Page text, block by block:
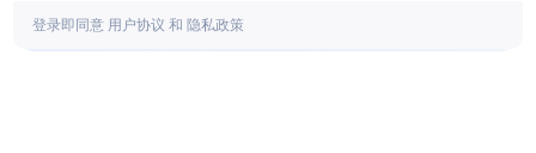
登录即同意 用户协议和 隐私政策